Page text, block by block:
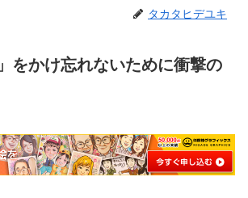
タカタヒデユキ
をかけ忘れないために衝撃の